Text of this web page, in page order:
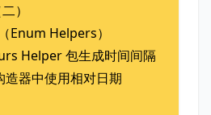
）
Enum Helpers）
Helper 包生成时间间隔
器中使用相对日期